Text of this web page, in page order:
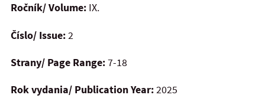
Ročník/ Volume: IX.
Číslo/ Issue:2
Strany/ Page Range:7-18
Rok vydania/ Publication Year:2025